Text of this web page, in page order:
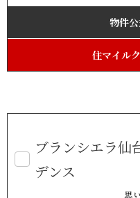
物件
住マイル
ブランシエラ仙
デンス